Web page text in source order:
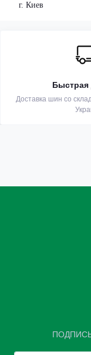
г. Киев
Быстрая
Доставка шин со